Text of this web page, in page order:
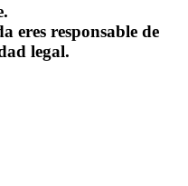
eres responsable de
legal.